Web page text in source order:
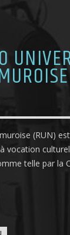
(RUN)
vocation
telle par la